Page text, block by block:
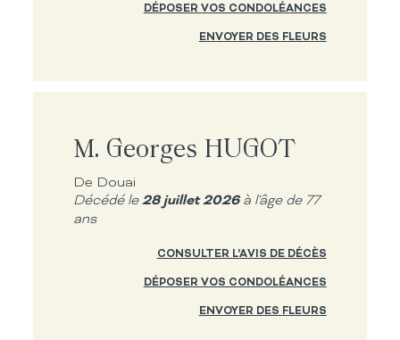
DÉPOSER VOS CONDOLÉANCES
ENVOYER DES FLEURS
M. Georges HUGOT
De Douai
Décédé le28 juillet 2026à l'âge de 77
ans
CONSULTER L'AVIS DE DÉCÈS
DÉPOSER VOS CONDOLÉANCES
ENVOYER DES FLEURS